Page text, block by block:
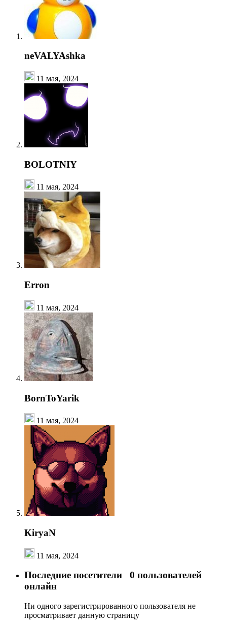
neVALYAshka
11 мая, 2024
BOLOTNIY
11 мая, 2024
Erron
11 мая, 2024
BornToYarik
11 мая, 2024
KiryaN
11 мая, 2024
Последние посетители 0 пользователей
онлайн
Ни одного зарегистрированного пользователя не
просматривает данную страницу